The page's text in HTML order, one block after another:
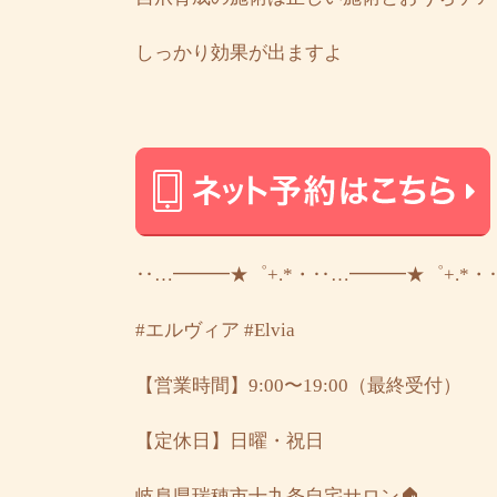
しっかり効果が出ますよ
‥…━━━★゜+.*・‥…━━━★゜+.*
#エルヴィア #Elvia
【営業時間】9:00〜19:00（最終受付）
【定休日】日曜・祝日